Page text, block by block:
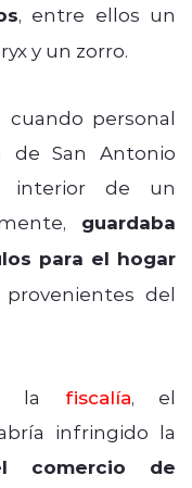
, entre ellos un
y un zorro.
personal
San Antonio
interior de un
guardaba
para el hogar
provenientes del
la fiscalía, el
infringido la
comercio de